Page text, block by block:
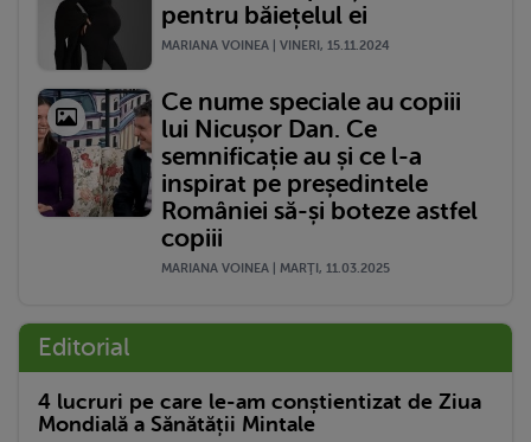
pentru băiețelul ei
MARIANA VOINEA | VINERI, 15.11.2024
Ce nume speciale au copiii
lui Nicușor Dan. Ce
semnificație au și ce l-a
inspirat pe președintele
României să-și boteze astfel
copiii
MARIANA VOINEA | MARŢI, 11.03.2025
Editorial
4 lucruri pe care le-am conștientizat de Ziua
Mondială a Sănătății Mintale